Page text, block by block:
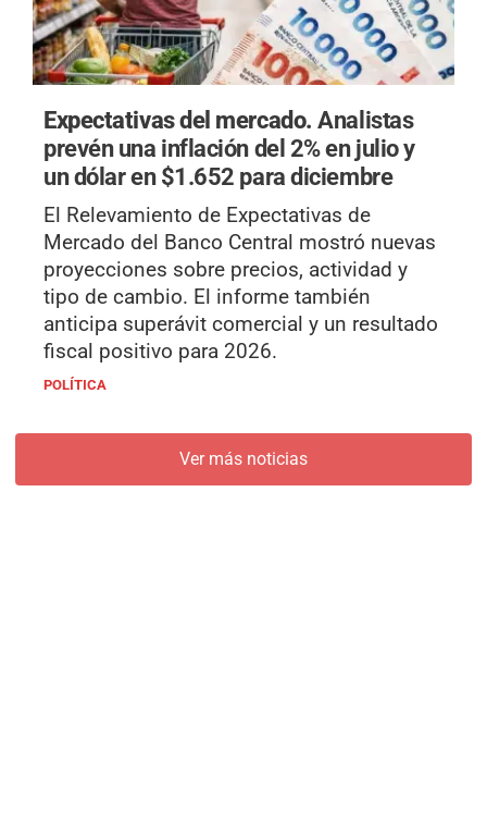
Expectativas del mercado.Analistas
prevén una inflación del 2% en julio y
un dólar en $1.652 para diciembre
El Relevamiento de Expectativas de
Mercado del Banco Central mostró nuevas
proyecciones sobre precios, actividad y
tipo de cambio. El informe también
anticipa superávit comercial y un resultado
fiscal positivo para 2026.
POLÍTICA
Ver más noticias